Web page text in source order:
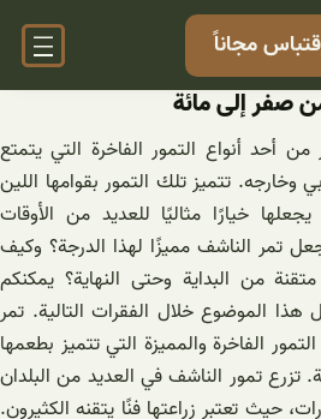
مجاناً
صفر إلى مائة
أحد أنواع التمور الفاخرة التي يتمتع
وخارجه. تتميز تلك التمور بقوامها اللين
خيارًا مثاليًا للعديد من الأوقات
تمر الناشف مميزًا لهذا الدرجة؟ وكيف
من البداية وحتى النهاية؟ يمكنكم
هذا الموضوع خلال الفقرات التالية. تمر
الفاخرة والمميزة التي تتميز بطعمها
تزرع تمور الناشف في العديد من البلدان
حيث تعتبر زراعتها فنًا يتقنه الكثيرون.